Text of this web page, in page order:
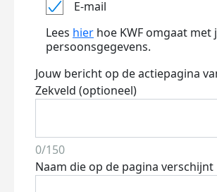
E-mail
Lees hier hoe KWF omgaat met
persoonsgegevens.
Jouw bericht op de actiepagina
Zekveld (optioneel)
0/150
Naam die op de pagina verschijnt